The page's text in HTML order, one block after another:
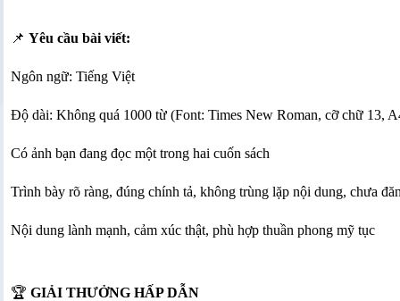
📌 Yêu cầu bài viết:
Ngôn ngữ: Tiếng Việt
Độ dài: Không quá 1000 từ (Font: Times New Roman, cỡ chữ 13,
Có ảnh bạn đang đọc một trong hai cuốn sách
Trình bày rõ ràng, đúng chính tả, không trùng lặp nội dung, chưa
Nội dung lành mạnh, cảm xúc thật, phù hợp thuần phong mỹ tục
🏆 GIẢI THƯỞNG HẤP DẪN